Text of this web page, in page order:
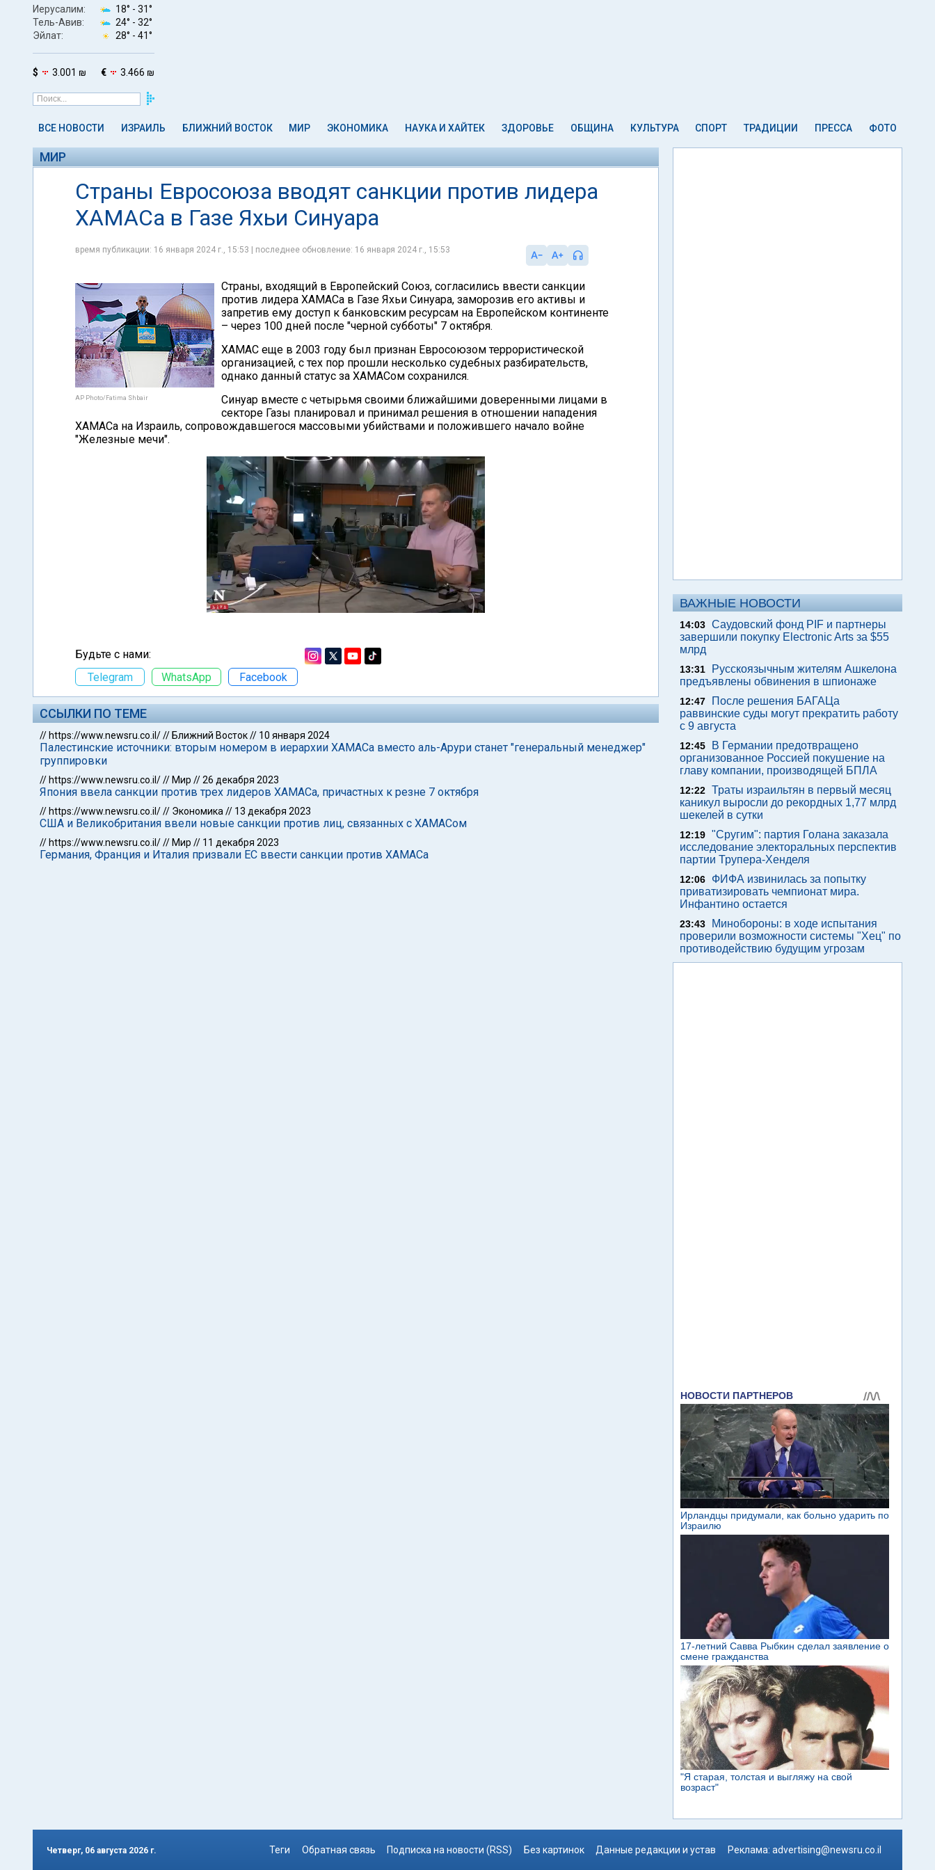
Иерусалим: 18° - 31°
Тель-Авив:
24° - 32°
Эйлат:
28° - 41°
$ 3.001 ₪ € 3.466 ₪
ВСЕ НОВОСТИ ИЗРАИЛЬ БЛИЖНИЙ ВОСТОК МИР ЭКОНОМИКА НАУКА И ХАЙТЕК ЗДОРОВЬЕ ОБЩИНА КУЛЬТУРА СПОРТ ТРАДИЦИИ ПРЕССА ФОТО
МИР
Страны Евросоюза вводят санкции против лидера
ХАМАСа в Газе Яхьи Синуара
время публикации: 16 января 2024 г., 15:53 | последнее обновление: 16 января 2024 г., 15:53
AP Photo/Fatima Shbair
Страны, входящий в Европейский Союз, согласились ввести санкции
против лидера ХАМАСа в Газе Яхьи Синуара, заморозив его активы и
запретив ему доступ к банковским ресурсам на Европейском континенте
– через 100 дней после "черной субботы" 7 октября.
ХАМАС еще в 2003 году был признан Евросоюзом террористической
организацией, с тех пор прошли несколько судебных разбирательств,
однако данный статус за ХАМАСом сохранился.
Синуар вместе с четырьмя своими ближайшими доверенными лицами в
секторе Газы планировал и принимал решения в отношении нападения
ХАМАСа на Израиль, сопровождавшегося массовыми убийствами и положившего начало войне
"Железные мечи".
Будьте с нами:
Telegram
WhatsApp Facebook
ССЫЛКИ ПО ТЕМЕ
// https://www.newsru.co.il/// Ближний Восток// 10 января 2024
Палестинские источники: вторым номером в иерархии ХАМАСа вместо аль-Арури станет "генеральный менеджер"
группировки
// https://www.newsru.co.il/// Мир //26 декабря 2023
Япония ввела санкции против трех лидеров ХАМАСа, причастных к резне 7 октября
// https://www.newsru.co.il/// Экономика // 13 декабря 2023
США и Великобритания ввели новые санкции против лиц, связанных с ХАМАСом
// https://www.newsru.co.il/// Мир // 11 декабря 2023
Германия, Франция и Италия призвали ЕС ввести санкции против ХАМАСа
ВАЖНЫЕ НОВОСТИ
14:03 Саудовский фонд PIF и партнеры
завершили покупку Electronic Arts за $55
млрд
13:31
Русскоязычным жителям Ашкелона
предъявлены обвинения в шпионаже
12:47
После решения БАГАЦа
раввинские суды могут прекратить работу
с 9 августа
12:45
В Германии предотвращено
организованное Россией покушение на
главу компании, производящей БПЛА
12:22 Траты израильтян в первый месяц
каникул выросли до рекордных 1,77 млрд
шекелей в сутки
12:19 "Сругим": партия Голана заказала
исследование электоральных перспектив
партии Трупера-Хенделя
12:06
ФИФА извинилась за попытку
приватизировать чемпионат мира.
Инфантино остается
23:43
Минобороны: в ходе испытания
проверили возможности системы "Хец" по
противодействию будущим угрозам
Четверг, 06 августа 2026 г. Теги Обратная связь Подписка на новости (RSS) Без картинок Данные редакции и устав Реклама: advertising@newsru.co.il